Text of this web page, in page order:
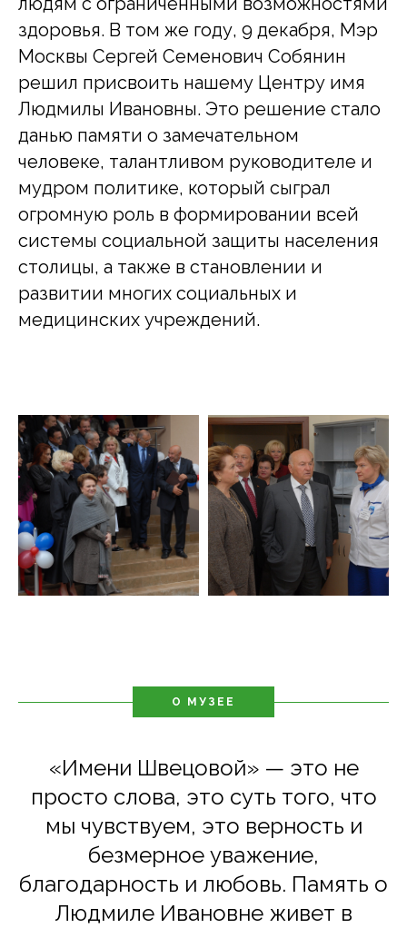
здоровья. В том же году, 9 декабря, Мэр
Москвы Сергей Семенович Собянин
решил присвоить нашему Центру имя
Людмилы Ивановны. Это решение стало
данью памяти о замечательном
человеке, талантливом руководителе и
мудром политике, который сыграл
огромную роль в формировании всей
системы социальной защиты населения
столицы, а также в становлении и
развитии многих социальных и
медицинских учреждений.
О МУЗЕЕ
«Имени Швецовой» — это не
просто слова, это суть того, что
мы чувствуем, это верность и
безмерное уважение,
благодарность и любовь. Память о
Людмиле Ивановне живет в